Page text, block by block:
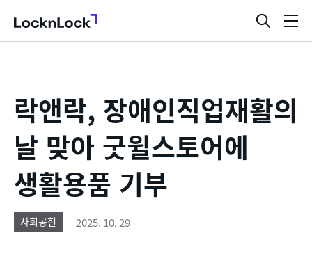
LocknLock
검
색
락앤락, 장애인직업재활의
날 맞아 굿윌스토어에
생활용품 기부
사회공헌 2025. 10. 29